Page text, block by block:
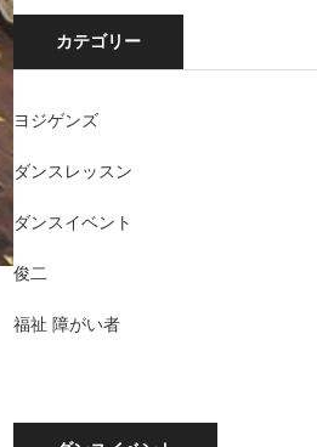
カテゴリー
ヨジゲンズ
ダンスレッスン
ダンスイベント
俊二
福祉 障がい者